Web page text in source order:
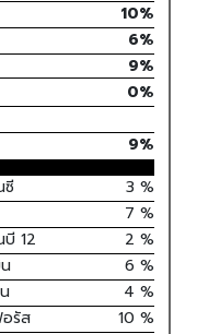
10%
6%
9%
0%
9%
ซี 3 %
7 %
12 2 %
6 %
4 %
รัส 10 %